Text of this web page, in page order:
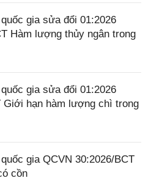
gia sửa đổi 01:2026
Hàm lượng thủy ngân trong
gia sửa đổi 01:2026
Giới hạn hàm lượng chì trong
gia QCVN 30:2026/BCT
cồn